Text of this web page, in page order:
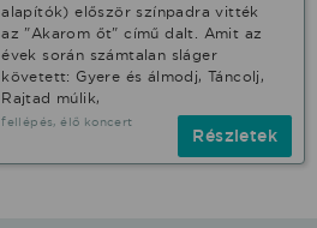
alapítók) először színpadra vitték
az "Akarom őt" című dalt. Amit az
évek során számtalan sláger
követett: Gyere és álmodj, Táncolj,
Rajtad múlik,
fellépés, élő koncert
Részletek